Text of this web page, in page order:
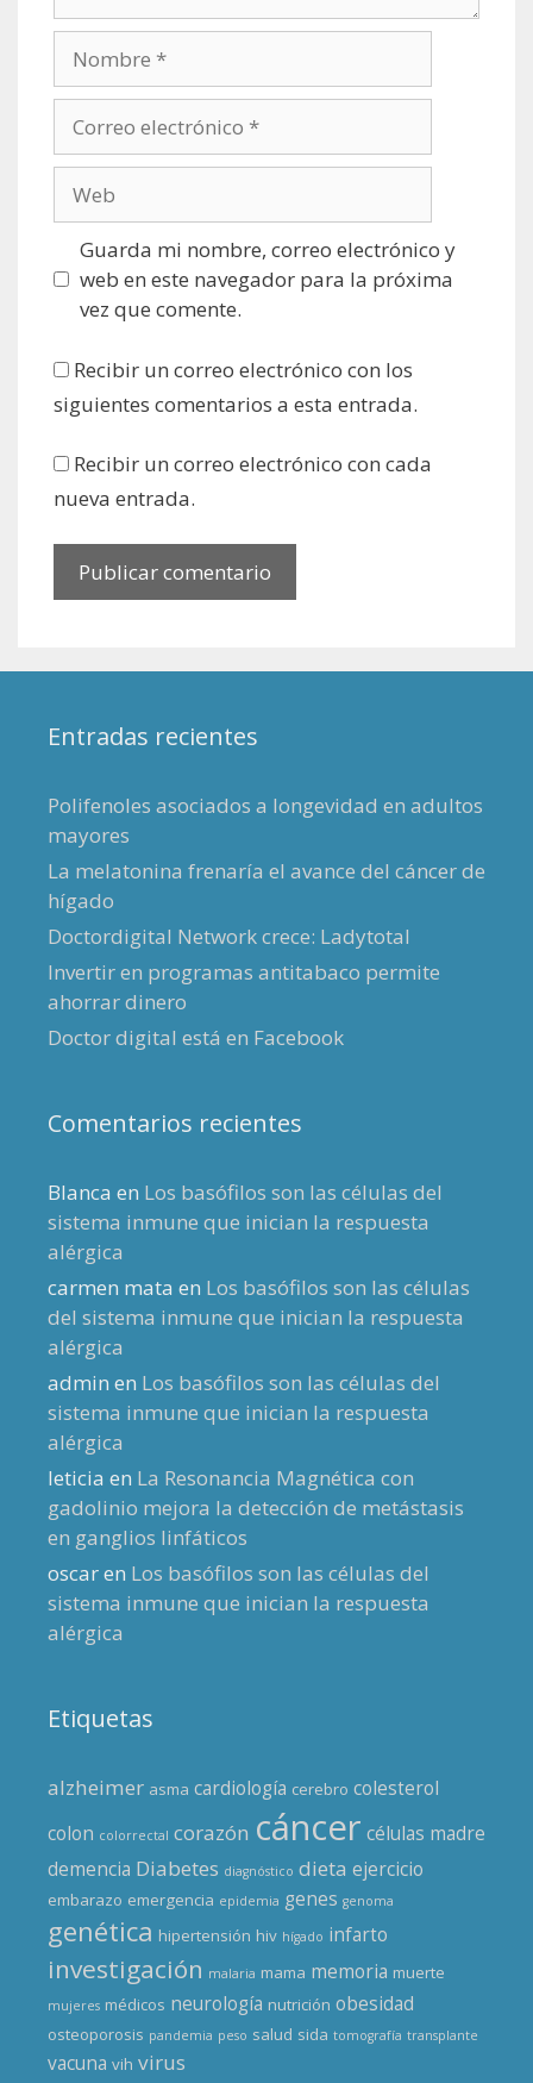
electrónico
Guarda mi nombre, correo electrónico y
web en este navegador para la próxima
vez que comente.
Recibir un correo electrónico con los
siguientes comentarios a esta entrada.
Recibir un correo electrónico con cada
nueva entrada.
Entradas recientes
Polifenoles asociados a longevidad en adultos
mayores
La melatonina frenaría el avance del cáncer de
hígado
Doctordigital Network crece: Ladytotal
Invertir en programas antitabaco permite
ahorrar dinero
Doctor digital está en Facebook
Comentarios recientes
Blanca en Los basófilos son las células del
sistema inmune que inician la respuesta
alérgica
carmen mata en Los basófilos son las células
del sistema inmune que inician la respuesta
alérgica
admin en Los basófilos son las células del
sistema inmune que inician la respuesta
alérgica
leticia en La Resonancia Magnética con
gadolinio mejora la detección de metástasis
en ganglios linfáticos
oscaren Los basófilos son las células del
sistema inmune que inician la respuesta
alérgica
Etiquetas
alzheimer asma cardiología cerebro colesterol
colon colorrectal corazón cáncer células madre
demencia Diabetes diagnóstico dieta ejercicio
embarazo emergencia epidemia genes genoma
genética hipertensión hiv hígado infarto
investigación malaria mama memoria muerte
mujeres médicos neurología nutrición obesidad
osteoporosis pandemia peso salud sida tomografía transplante
vacuna vih virus